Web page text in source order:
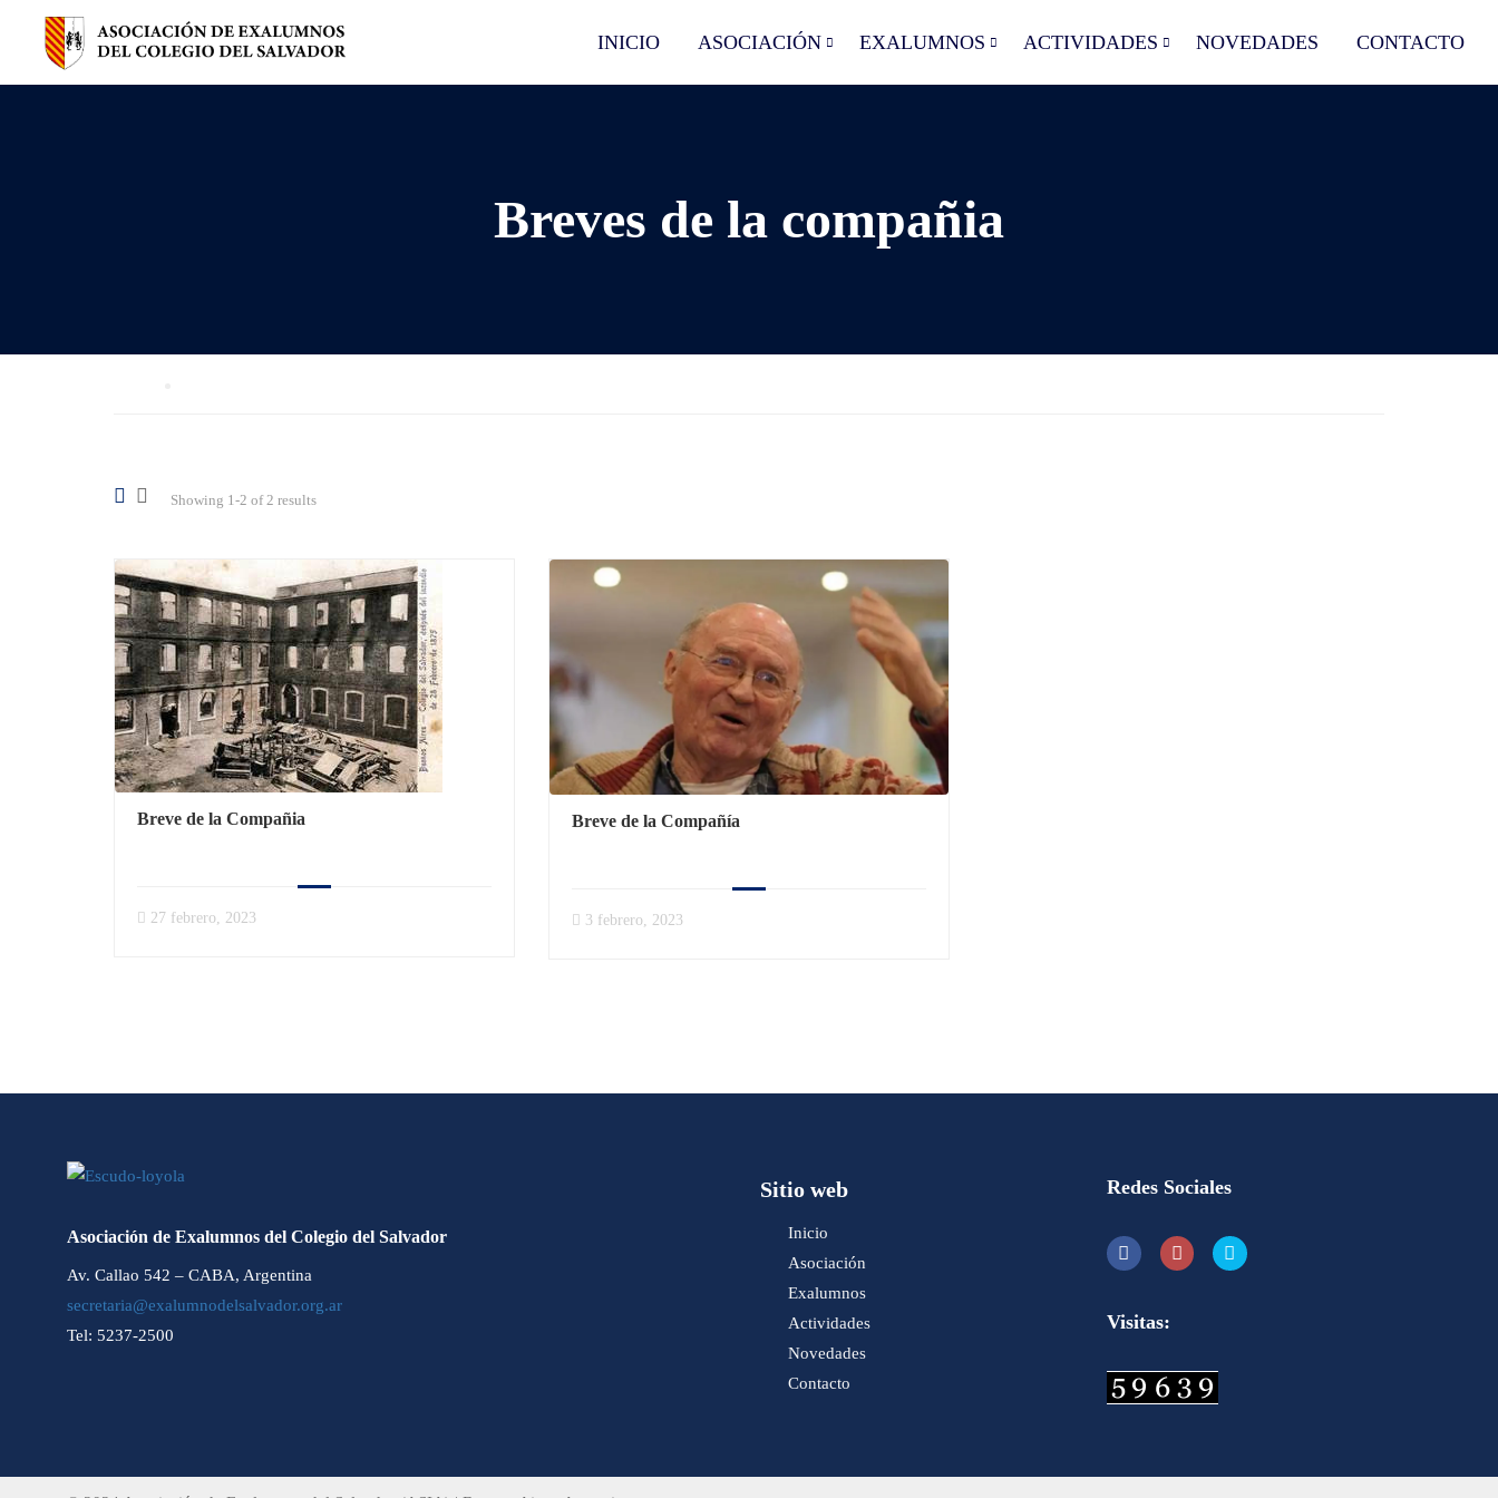
INICIO ASOCIACIÓN EXALUMNOS ACTIVIDADES NOVEDADES CONTACTO
Breves de la compañia
Showing 1-2 of 2 results
Breve de la Compañia
27 febrero, 2023
Breve de la Compañía
3 febrero, 2023
Asociación de Exalumnos del Colegio del Salvador
Av. Callao 542 – CABA, Argentina
secretaria@exalumnodelsalvador.org.ar
Tel: 5237-2500
Sitio web
Inicio
Asociación
Exalumnos
Actividades
Novedades
Contacto
Redes Sociales
Visitas: